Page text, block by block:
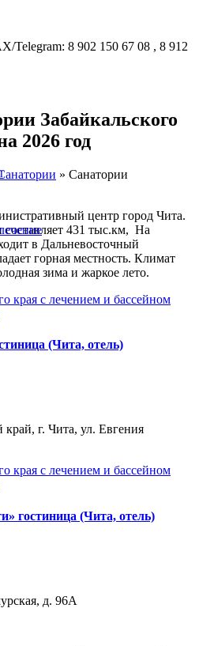
8 902 150 67 08 , 8 912
Забайкальского
2026 год
» Санатории
центр город Чита.
431 тыс.км, На
в Дальневосточный
горная местность. Климат
зима и жаркое лето.
(Чита, отель)
край, г. Чита, ул. Евгения
гостиница (Чита, отель)
д. 96А